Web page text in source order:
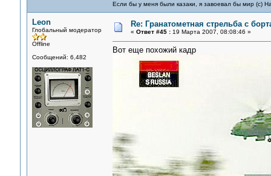
Если бы у меня были казаки, я завоевал бы мир (с)
Leon
Глобальный модератор
Offline
Сообщений: 6,482
Re: Гранатометная стрельба с
« Ответ #45 :19 Марта 2007, 08:08:46 »
Вот еще похожий кадр